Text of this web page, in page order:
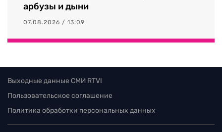
арбузы и дыни
07.08.2026 / 13:09
Выходные данные СМИ RTVI
Пользовательское соглашение
Политика обработки персональных данных